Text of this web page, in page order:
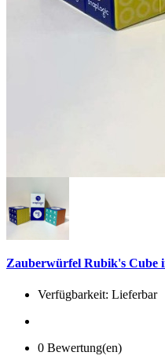
Zauberwürfel Rubik's Cube
Verfügbarkeit: Lieferbar
0 Bewertung(en)